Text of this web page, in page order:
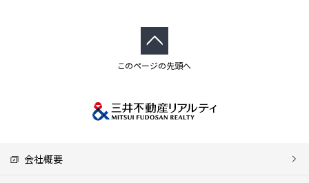
このページの先頭へ
会社概要